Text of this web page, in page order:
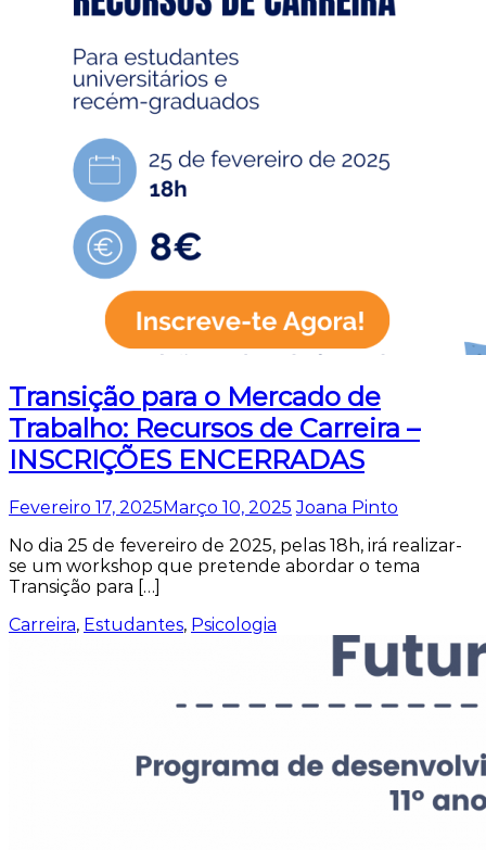
Transição para o Mercado de
Trabalho: Recursos de Carreira –
INSCRIÇÕES ENCERRADAS
Fevereiro 17, 2025 Março 10, 2025 Joana Pinto
No dia 25 de fevereiro de 2025, pelas 18h, irá realizar-
se um workshop que pretende abordar o tema
Transição para […]
Carreira, Estudantes, Psicologia